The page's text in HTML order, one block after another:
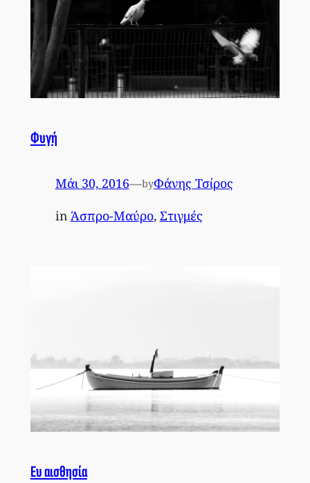
Φυγή
Μάι 30, 2016—byΦάνης Τσίρος
in Άσπρο-Μαύρο, Στιγμές
Ευ αισθησία